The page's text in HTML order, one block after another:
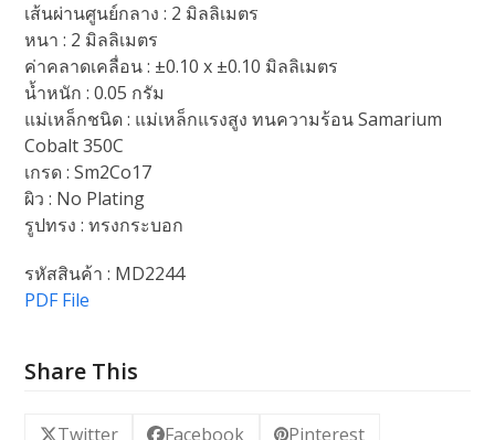
เส้นผ่านศูนย์กลาง : 2 มิลลิเมตร
หนา : 2 มิลลิเมตร
ค่าคลาดเคลื่อน : ±0.10 x ±0.10 มิลลิเมตร
น้ำหนัก : 0.05 กรัม
แม่เหล็กชนิด : แม่เหล็กแรงสูง ทนความร้อน Samarium
Cobalt 350C
เกรด : Sm2Co17
ผิว : No Plating
รูปทรง : ทรงกระบอก
รหัสสินค้า : MD2244
PDF File
Share This
Twitter Facebook
Pinterest